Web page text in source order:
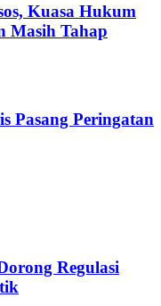
Kuasa Hukum
Masih Tahap
Pasang Peringatan
Regulasi